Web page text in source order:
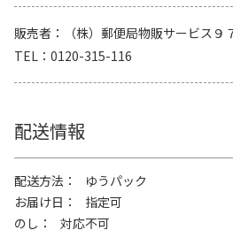
販売者
（株）郵便局物販サービス９
TEL
0120-315-116
配送情報
配送方法
ゆうパック
お届け日
指定可
のし
対応不可